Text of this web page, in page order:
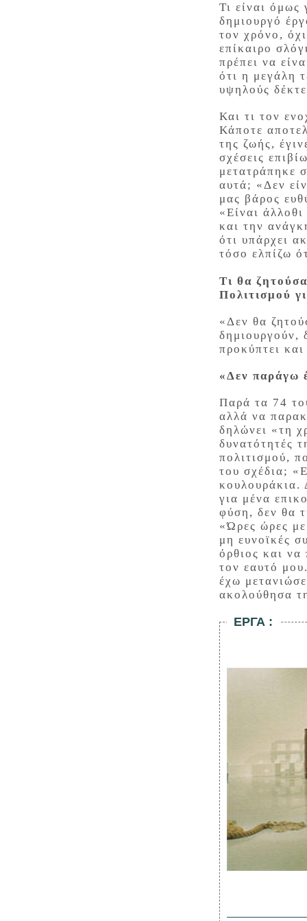
Τι είναι όμως
δημιουργό
τον χρόνο,
επίκαιρο
πρέπει να
ότι η μεγάλη
υψηλούς
Και τι τον
Κάποτε
της ζωής,
σχέσεις
μετατράπηκε
αυτά; «Δεν
μας βάρος
«Είναι
και την
ότι υπάρχει
τόσο ελπίζω
Τι θα
Πολιτισμού
«Δεν θα
δημιουργούν,
προκύπτει
«Δεν παράγω
Παρά τα 74
αλλά να
δηλώνει «τη
δυνατότητές
πολιτισμού,
του σχέδια;
κουλουράκια.
για μένα
φύση, δεν θα
«Ώρες ώρες
μη ευνοϊκές
όρθιος και
τον εαυτό
έχω
ακολούθησα
ΕΡΓΑ :